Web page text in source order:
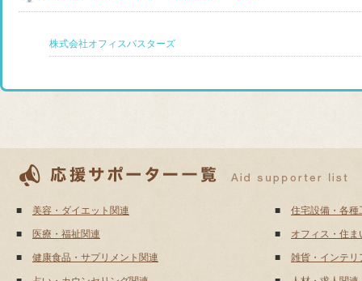
株式会社オフィスバスターズ
美容・ダイエット関連
■
医療・福祉関連
■
健康食品・サプリメント関連
■
住宅設備・各種
■
オフィス・住ま
■
雑貨・インテリ
■